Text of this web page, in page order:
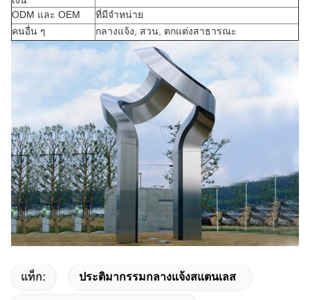
ODM และ OEM
ที่มีจำหน่าย
คนอื่น ๆ
กลางแจ้ง, สวน, ตกแต่งสาธารณะ
แท็ก: ประติมากรรมกลางแจ้งสแตนเลส